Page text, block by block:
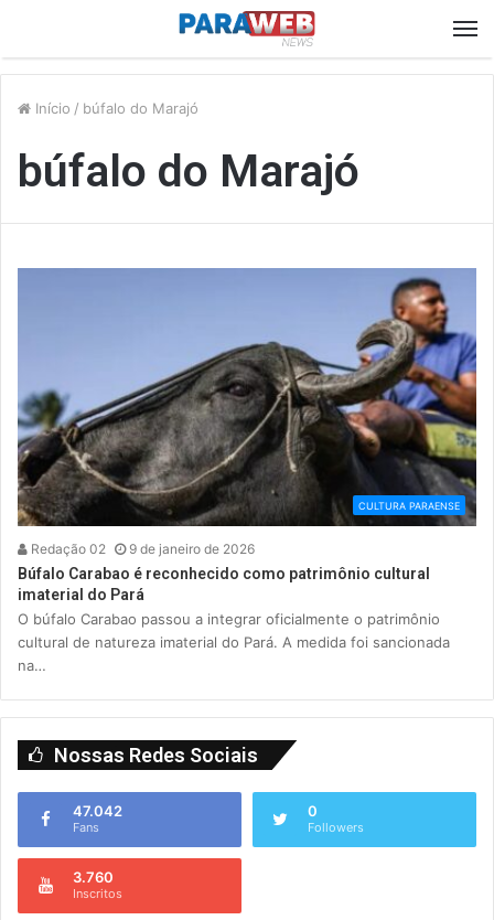
Início / búfalo do Marajó
búfalo do Marajó
CULTURA PARAENSE
Redação 02 9 de janeiro de 2026
Búfalo Carabao é reconhecido como patrimônio cultural
imaterial do Pará
O búfalo Carabao passou a integrar oficialmente o patrimônio
cultural de natureza imaterial do Pará. A medida foi sancionada
na…
Nossas Redes Sociais
47.042
Fans
0
Followers
3.760
Inscritos